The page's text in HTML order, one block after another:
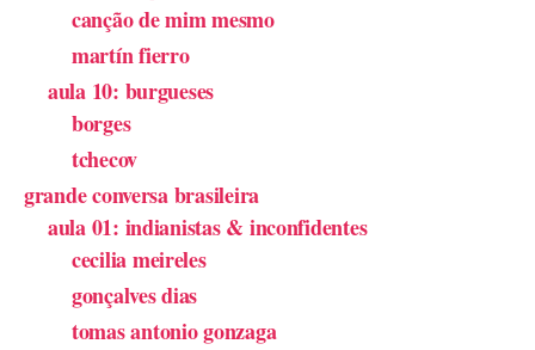
canção de mim mesmo
martín fierro
aula 10: burgueses
borges
tchecov
grande conversa brasileira
aula 01: indianistas & inconfidentes
cecilia meireles
gonçalves dias
tomas antonio gonzaga